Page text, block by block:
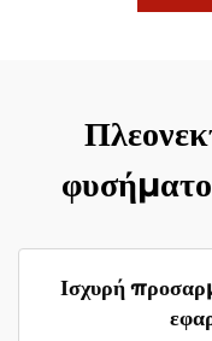
Ισχυρή